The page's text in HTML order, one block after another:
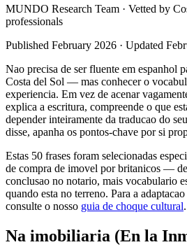
MUNDO Research Team · Vetted by
professionals
Published February 2026 · Updated
Nao precisa de ser fluente em espanhol
Costa del Sol — mas conhecer o
experiencia. Em vez de acenar
explica a escritura, compreende o que
depender inteiramente da traducao do
disse, apanha os pontos-chave por si
Estas 50 frases foram selecionadas
de compra de imovel por britanicos —
conclusao no notario, mais vocabulario
quando esta no terreno. Para a
consulte o nosso guia de choque cultural.
Na imobiliaria (En la